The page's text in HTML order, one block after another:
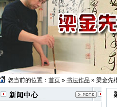
您当前的位置： 首页 » 书法作品 » 梁金先
新闻中心